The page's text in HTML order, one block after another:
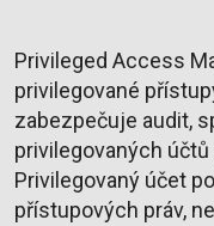
Privileged Access
privilegované
zabezpečuje audit,
privilegovaných
Privilegovaný účet
přístupových práv,